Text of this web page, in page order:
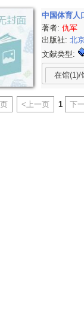
中国体育人
著者:仇军
出版社:北
文献类型:
在馆(1)/
<上一页 1 下